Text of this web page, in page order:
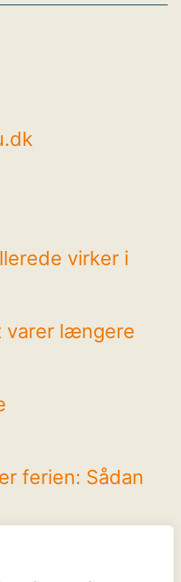
virker i
varer længere
ferien: Sådan
Arbejdsglæde